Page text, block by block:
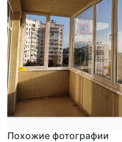
Похожие фотографии